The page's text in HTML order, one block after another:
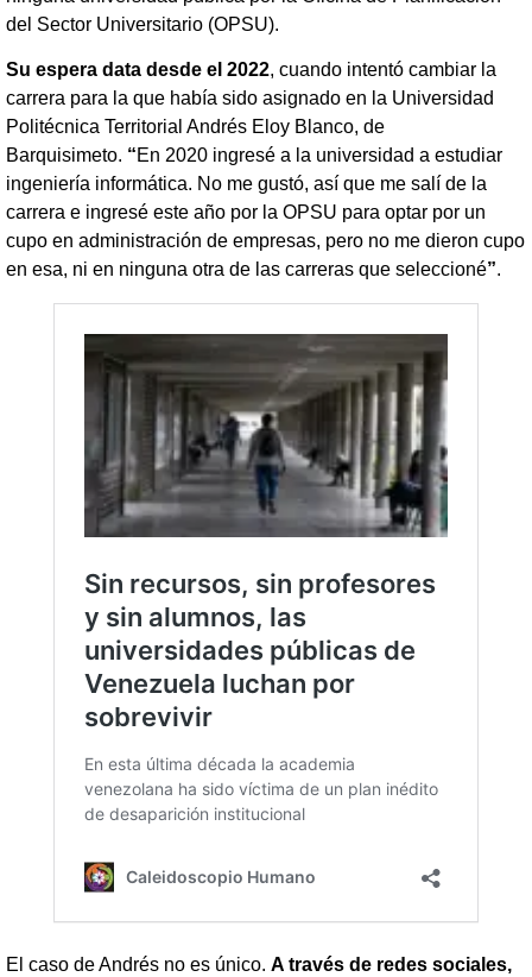
del Sector Universitario (OPSU).
Su espera data desde el 2022, cuando intentó cambiar la
carrera para la que había sido asignado en la Universidad
Politécnica Territorial Andrés Eloy Blanco, de
Barquisimeto. “En 2020 ingresé a la universidad a estudiar
ingeniería informática. No me gustó, así que me salí de la
carrera e ingresé este año por la OPSU para optar por un
cupo en administración de empresas, pero no me dieron cupo
en esa, ni en ninguna otra de las carreras que seleccioné”.
El caso de Andrés no es único. A través de redes sociales,